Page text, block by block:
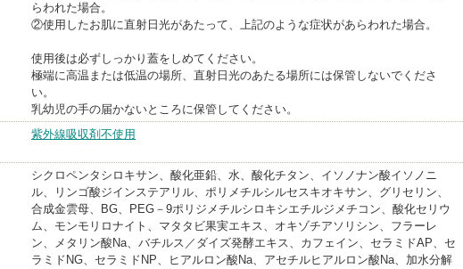
らわれた場合。
②使用したお肌に直射日光があたって、上記のような症状があらわれた場合。
使用後は必ずしっかり蓋をしめてください。
極端に高温または低温の場所、直射日光のあたる場所には保管しないでくださ
い。
乳幼児の手の届かないところに保管してください。
紫外線吸収剤不使用
シクロペンタシロキサン、酸化亜鉛、水、酸化チタン、イソノナン酸イソノニ
ル、リンゴ酸ジインステアリル、ポリメチルシルセスキオキサン、グリセリン、
合成金雲母、BG、PEG－9ポリジメチルシロキシエチルジメチコン、酸化セリウ
ム、モンモリロナイト、マタタビ果実エキス、オキゾチアソリシン、フラーレ
ン、メタリン酸Na、バチルス／ダイズ発酵エキス、カフェイン、セラミドAP、セ
ラミドNG、セラミドNP、ヒアルロン酸Na、アセチルヒアルロン酸Na、加水分解